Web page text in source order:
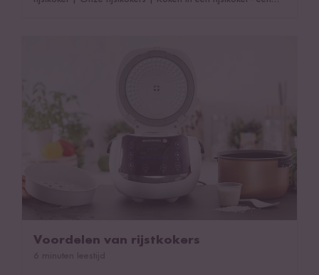
Voordelen van rijstkokers